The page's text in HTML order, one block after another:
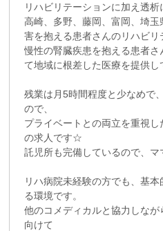
リハビリテーションに加え透析
高崎、多野、藤岡、富岡、埼
害を抱える患者さんのリハビリ
慢性の腎臓疾患を抱える患者
て地域に根差した医療を提供し
残業は月5時間程度と少なめで
ので、
プライベートとの両立を重視
の求人です☆
託児所も完備しているので、マ
リハ病院未経験の方でも、基
る環境です。
他のコメディカルと協力しな
向けて